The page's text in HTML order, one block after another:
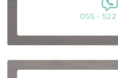
055 - 522